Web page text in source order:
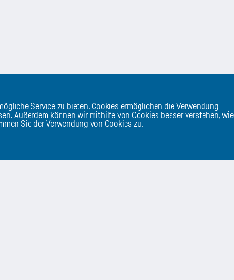
Service zu bieten. Cookies ermöglichen die Verwendung
Außerdem können wir mithilfe von Cookies besser verstehen, wie
Sie der Verwendung von Cookies zu.